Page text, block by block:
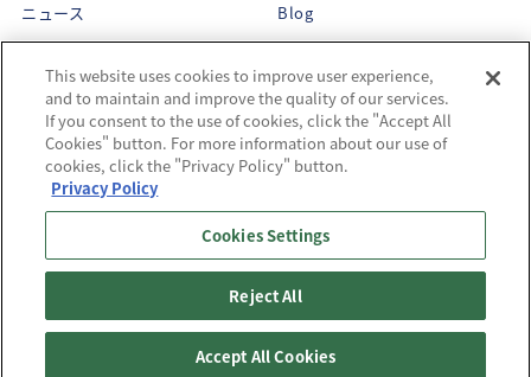
ニュース
Blog
企業理念
CEOメッセージ
メンバー紹介
サステナビリティ
会社概要
Copyright© SPACECOOL INC. All Rights Reserved.
プライバシーポリシーCookieポリシー
This website uses cookies to improve user experience,
and to maintain and improve the quality of our services.
If you consent to the use of cookies, click the "Accept All
Cookies" button. For more information about our use of
cookies, click the "Privacy Policy" button.
Privacy Policy
Cookies Settings
Reject All
Accept All Cookies